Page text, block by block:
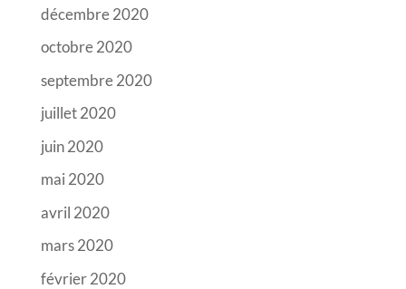
décembre 2020
octobre 2020
septembre 2020
juillet 2020
juin 2020
mai 2020
avril 2020
mars 2020
février 2020